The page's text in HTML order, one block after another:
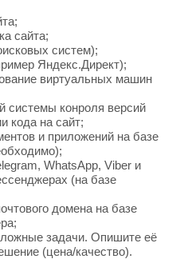
сайта;
систем);
Яндекс.Директ);
виртуальных машин
системы конроля версий
кода на сайт;
и приложений на базе
WhatsApp, Viber и
(на базе
домена на базе
задачи. Опишите её
(цена/качество).